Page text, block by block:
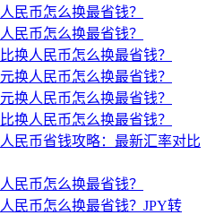
民币怎么换最省钱？
民币怎么换最省钱？
换人民币怎么换最省钱？
换人民币怎么换最省钱？
换人民币怎么换最省钱？
换人民币怎么换最省钱？
民币省钱攻略：最新汇率对比
民币怎么换最省钱？
民币怎么换最省钱？JPY转